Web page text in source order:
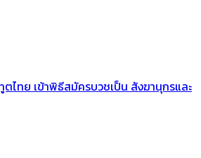
ไทย เข้าพิธีสมัครบวชเป็น สังฆานุกรและ